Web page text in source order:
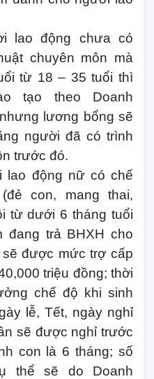
lao động chưa có
chuyên môn mà
từ 18 – 35 tuổi thì
tạo theo Doanh
lương bổng sẽ
người đã có trình
trước đó.
lao động nữ có chế
con, mang thai,
từ dưới 6 tháng tuổi
đang trả BHXH cho
được mức trợ cấp
triệu đồng; thời
chế độ khi sinh
lễ, Tết, ngày nghỉ
sẽ được nghỉ trước
con là 6 tháng; số
thể sẽ do Doanh